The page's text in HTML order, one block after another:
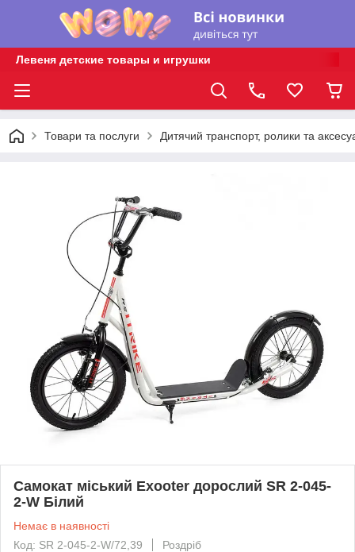
Левеня детские товары и игрушки
Товари та послуги Дитячий транспорт, ролики та
Самокат міський Exooter дорослий SR 2-045-
2-W Білий
Немає в наявності
Код: SR 2-045-2-W/72,39
Роздріб